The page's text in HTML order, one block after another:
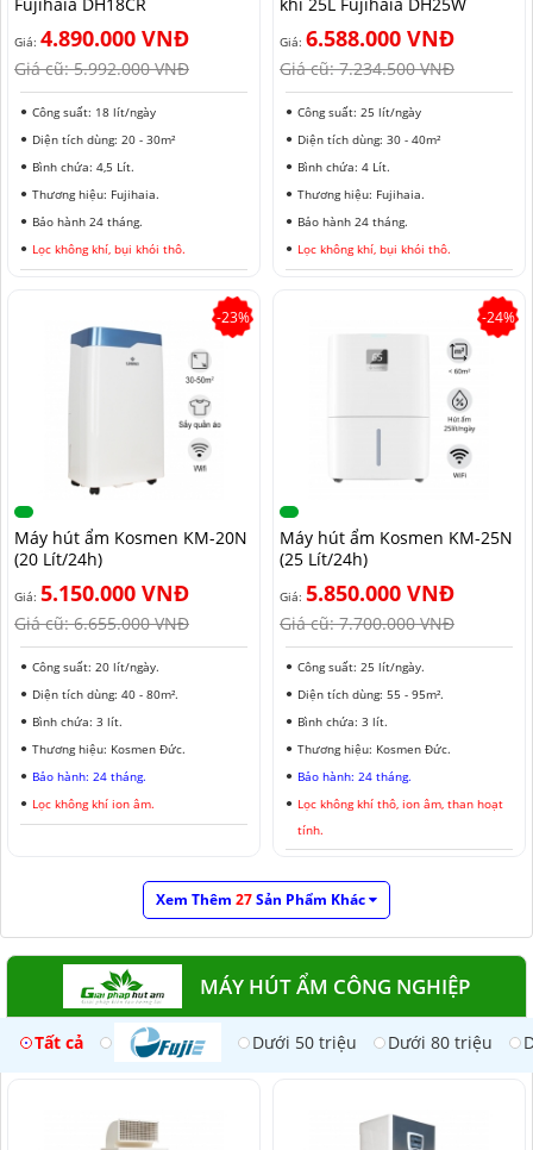
Giá: 4.890.000 VNĐ
Giá cũ:5.992.000 VNĐ
Công suất: 18 lít/ngày
Diện tích dùng: 20 - 30m²
Bình chứa: 4,5 Lít.
Thương hiệu: Fujihaia.
Bảo hành 24 tháng.
Lọc không khí, bụi khói thô.
Giá: 6.588.000 VNĐ
Giá cũ:7.234.500 VNĐ
Công suất: 25 lít/ngày
Diện tích dùng: 30 - 40m²
Bình chứa: 4 Lít.
Thương hiệu: Fujihaia.
Bảo hành 24 tháng.
Lọc không khí, bụi khói thô.
-23%
Máy hút ẩm Kosmen KM-20N
(20 Lít/24h)
Giá: 5.150.000 VNĐ
Giá cũ:6.655.000 VNĐ
Công suất: 20 lít/ngày.
Diện tích dùng: 40 - 80m².
Bình chứa: 3 lít.
Thương hiệu: Kosmen Đức.
Bảo hành: 24 tháng.
Lọc không khí ion âm.
-24%
Máy hút ẩm Kosmen KM-25N
(25 Lít/24h)
Giá: 5.850.000 VNĐ
Giá cũ:7.700.000 VNĐ
Công suất: 25 lít/ngày.
Diện tích dùng: 55 - 95m².
Bình chứa: 3 lít.
Thương hiệu: Kosmen Đức.
Bảo hành: 24 tháng.
Lọc không khí thô, ion âm, than hoạt
tính.
Xem Thêm 27Sản Phẩm Khác
MÁY HÚT ẨM CÔNG NGHIỆP
Tất cả Dưới 50 triệu Dưới 80 triệu